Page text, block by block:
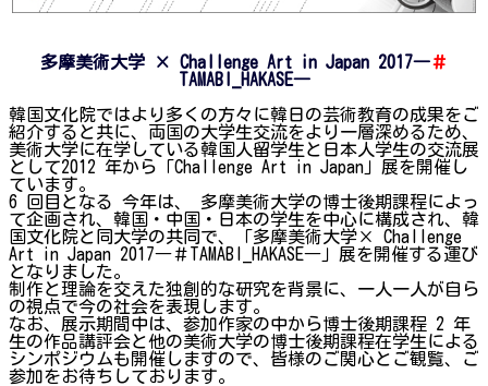
多摩美術大学 × Challenge Art in Japan 2017―＃
TAMABI_HAKASE―
韓国文化院ではより多くの方々に韓日の芸術教育の成果をご
紹介すると共に、両国の大学生交流をより一層深めるため、
美術大学に在学している韓国人留学生と日本人学生の交流展
として2012 年から「Challenge Art in Japan」展を開催し
ています。
6 回目となる 今年は、 多摩美術大学の博士後期課程によっ
て企画され、韓国・中国・日本の学生を中心に構成され、韓
国文化院と同大学の共同で、「多摩美術大学× Challenge
Art in Japan 2017―＃TAMABI_HAKASE―」展を開催する運び
となりました。
制作と理論を交えた独創的な研究を背景に、一人一人が自ら
の視点で今の社会を表現します。
なお、展示期間中は、参加作家の中から博士後期課程 2 年
生の作品講評会と他の美術大学の博士後期課程在学生による
シンポジウムも開催しますので、皆様のご関心とご観覧、ご
参加をお待ちしております。